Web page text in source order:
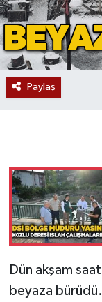
Paylaş
Dün akşam
beyaza
ÇEVRE
BİLİM VE
DUNYA
Ekonomi
Genel
Gökçebey
GÜNDEM